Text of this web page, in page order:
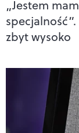
„Jestem
zbyt wysoko